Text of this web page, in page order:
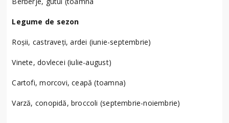
Legume de sezon
Roșii, castraveți, ardei (iunie-septembrie)
Vinete, dovlecei (iulie-august)
Cartofi, morcovi, ceapă (toamna)
Varză, conopidă, broccoli (septembrie-noiembrie)